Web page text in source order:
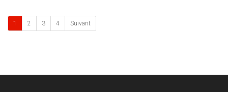
1 2 3 4 Suivant